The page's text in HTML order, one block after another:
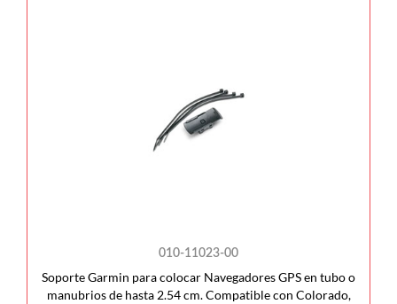
010-11023-00
Soporte Garmin para colocar Navegadores GPS en tubo o
manubrios de hasta 2.54 cm. Compatible con Colorado,